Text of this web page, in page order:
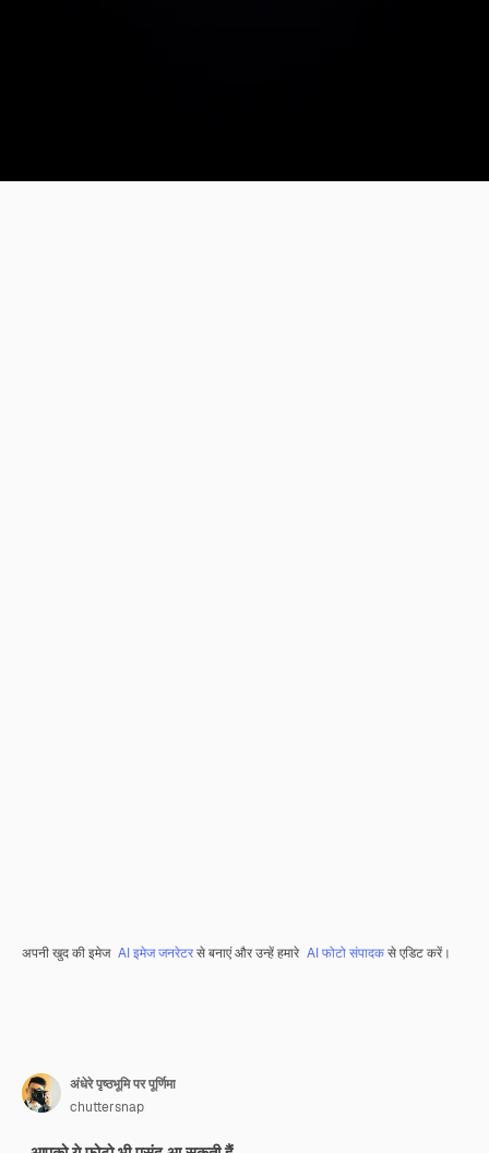
अपनी खुद की इमेज AI इमेज जनरेटरसे बनाएं और उन्हें हमारे AI फोटो संपादकसे एडिट करें।
अंधेरे पृष्ठभूमि पर पूर्णिमा
chuttersnap